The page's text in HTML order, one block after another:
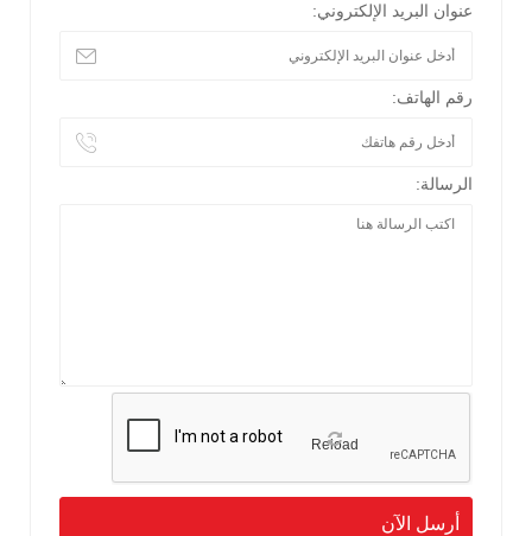
عنوان البريد الإلكتروني:
رقم الهاتف:
الرسالة:
Reload